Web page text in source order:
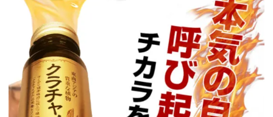
https://t.afi-
b.com/visit.php?
guid=ON&a=98661e-
3292997k&p=p757084N